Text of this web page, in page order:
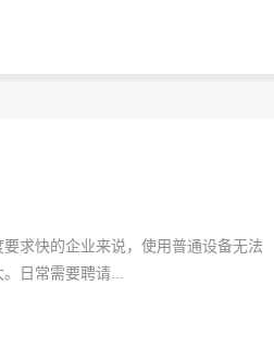
求快的企业来说，使用普通设备无法
日常需要聘请...